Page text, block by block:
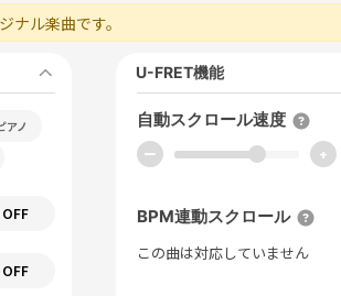
ナル楽曲です。
アノ
OFF
OFF
U-FRET機能
自動スクロール速度
ー +
BPM連動スクロール
この曲は対応していません